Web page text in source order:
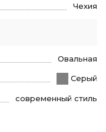
Чехия
Овальная
Серый
современный стиль